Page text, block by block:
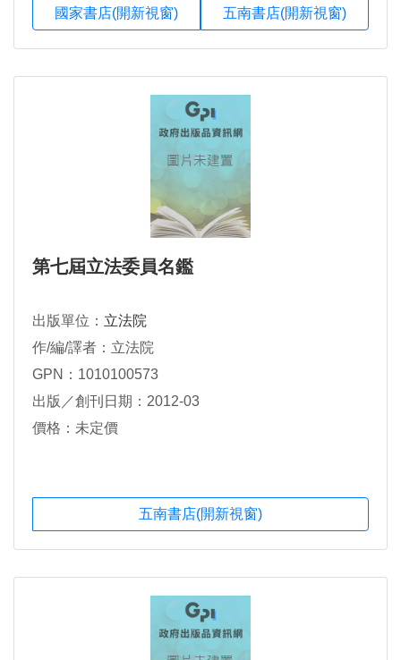
國家書店(開新視窗) 五南書店(開新視窗)
第七屆立法委員名鑑
出版單位： 立法院
作/編/譯者：立法院
GPN：1010100573
出版／創刊日期：2012-03
價格：未定價
五南書店(開新視窗)